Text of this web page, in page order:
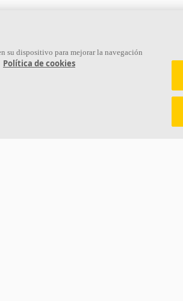
Ventilación Difusa
su dispositivo para mejorar la navegación
Política de cookies